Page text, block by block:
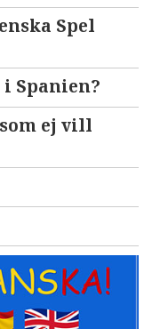
Spel
Spanien?
ej vill